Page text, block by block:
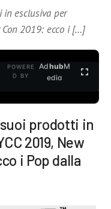
esclusiva per
Con 2019: ecco i […]
POWERE
D BY
AdhubM
edia
prodotti in
2019, New
i Pop dalla